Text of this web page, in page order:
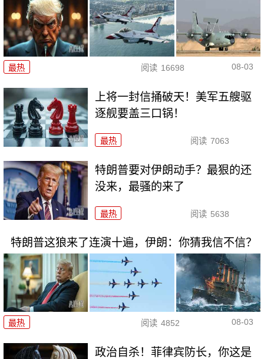
最热 阅读 16698 08-03
上将一封信捅破天！美军五艘驱
逐舰要盖三口锅！
最热 阅读 7063
特朗普要对伊朗动手？最狠的还
没来，最骚的来了
最热 阅读 5638
特朗普这狼来了连演十遍，伊朗：你猜我信不信？
最热 阅读 4852 08-03
政治自杀！菲律宾防长，你这是